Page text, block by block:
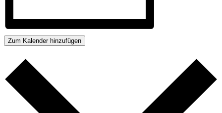
Zum Kalender hinzufügen